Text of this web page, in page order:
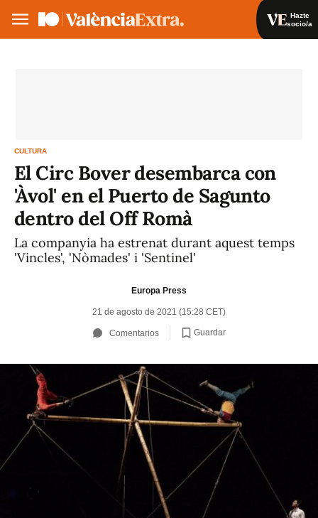
Hazte
socio/a
CULTURA
El Circ Bover desembarca con
'Àvol' en el Puerto de Sagunto
dentro del Off Romà
La companyia ha estrenat durant aquest temps
'Vincles', 'Nòmades' i 'Sentinel'
Europa Press
21 de agosto de 2021 (15:28 CET)
Comentarios Guardar